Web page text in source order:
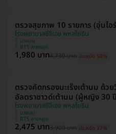
ตรวจสุขภาพ 10 รายการ (อุ่นไ
โรงพยาบาลซีจีเอช พหลโยธิน
บางเขน
BTS สายหยุด
1,980 บาท4,730 บาท ประหยัด 58%
ตรวจคัดกรองมะเร็งเต้านม ด้ว
อัลตราซาวด์เต้านม (ผู้หญิง 30
โรงพยาบาลซีจีเอช พหลโยธิน
บางเขน
BTS สายหยุด
2,475 บาท3,900 บาท ประหยัด 37%